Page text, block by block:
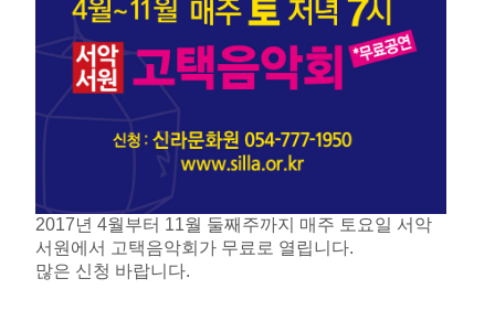
2017년 4월부터 11월 둘째주까지 매주 토요일 서악
서원에서 고택음악회가 무료로 열립니다.
많은 신청 바랍니다.